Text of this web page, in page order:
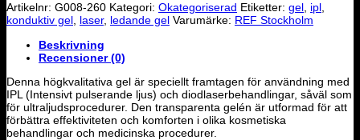
Artikelnr: G008-260 Kategori: Okategoriserad Etiketter: gel, ipl,
konduktiv gel, laser, ledande gel Varumärke: REF Stockholm
Beskrivning
Recensioner (0)
Denna högkvalitativa gel är speciellt framtagen för användning med
IPL (Intensivt pulserande ljus) och diodlaserbehandlingar, såväl som
för ultraljudsprocedurer. Den transparenta gelén är utformad för att
förbättra effektiviteten och komforten i olika kosmetiska
behandlingar och medicinska procedurer.